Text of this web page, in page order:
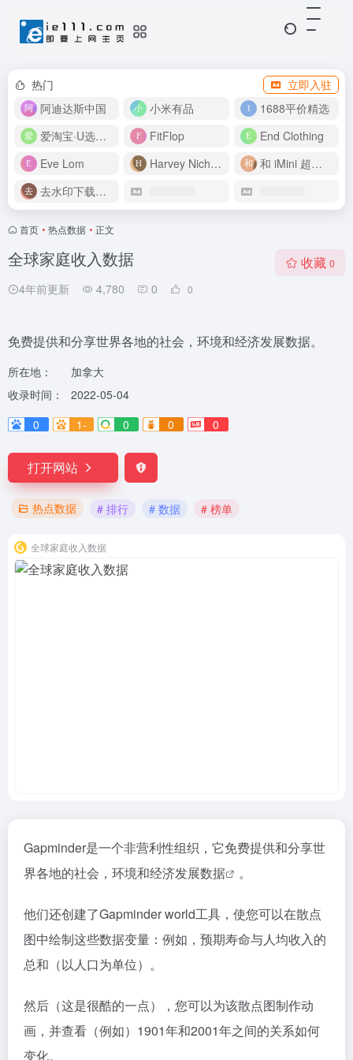
热门
立即入驻
阿迪达斯中国
小米有品
1688平价精选
爱淘宝·U选好价
FitFlop
End Clothing
Eve Lom
Harvey Nichols
和 iMini 超级智能体一起构建伟大作品
去水印下载视频
首页 • 热点数据 • 正文
全球家庭收入数据
4年前更新 4,780 0 0
收藏 0
免费提供和分享世界各地的社会，环境和经济发展数据。
所在地：
加拿大
收录时间：
2022-05-04
0
1- 0 0 0
打开网站
热点数据 # 排行 # 数据 # 榜单
全球家庭收入数据
Gapminder是一个非营利性组织，它免费提供和分享世
界各地的社会，环境和经济发展数据 。
他们还创建了Gapminder world工具，使您可以在散点
图中绘制这些数据变量：例如，预期寿命与人均收入的
总和（以人口为单位）。
然后（这是很酷的一点），您可以为该散点图制作动
画，并查看（例如）1901年和2001年之间的关系如何
变化。